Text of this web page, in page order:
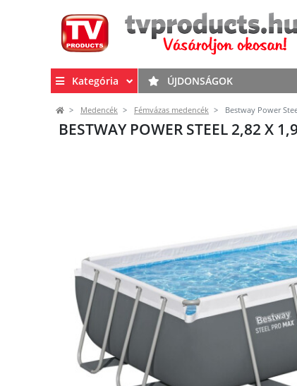
Kategória ÚJDONSÁGOK
Medencék Fémvázas medencék Bestway Power
BESTWAY POWER STEEL 2,82 X